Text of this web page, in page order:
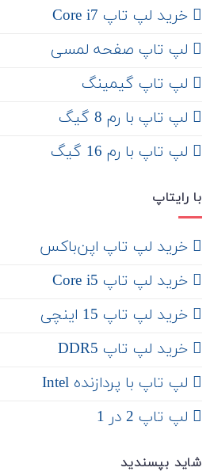
خرید لپ تاپ Core i7
لپ تاپ صفحه لمسی
لپ تاپ گیمینگ
لپ تاپ با رم 8 گیگ
لپ تاپ با رم 16 گیگ
با رایتاپ
‌ خرید لپ تاپ اپن‌باکس
خرید لپ تاپ Core i5
‌‌ خرید لپ تاپ 15 اینچی
خرید لپ تاپ DDR5
لپ تاپ با پردازنده Intel
لپ تاپ 2 در 1
شاید بپسندید